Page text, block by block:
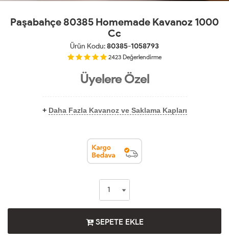
Paşabahçe 80385 Homemade Kavanoz 1000
Cc
Ürün Kodu:80385-1058793
2423 Değerlendirme
Üyelere Özel
+ Daha Fazla Kavanoz ve Saklama Kapları
SEPETE EKLE